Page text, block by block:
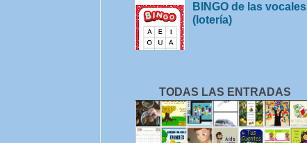
BINGO de las vocales
(lotería)
TODAS LAS ENTRADAS